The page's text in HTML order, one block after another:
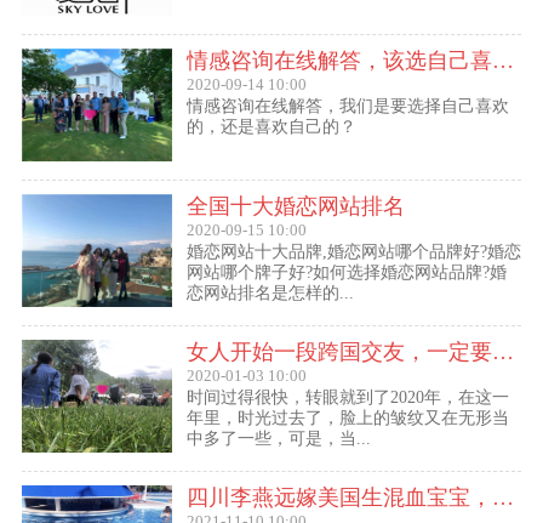
情感咨询在线解答，该选自己喜欢的,还是喜欢自己的？
2020-09-14 10:00
情感咨询在线解答，我们是要选择自己喜欢
的，还是喜欢自己的？
全国十大婚恋网站排名
2020-09-15 10:00
婚恋网站十大品牌,婚恋网站哪个品牌好?婚恋
网站哪个牌子好?如何选择婚恋网站品牌?婚
恋网站排名是怎样的...
女人开始一段跨国交友，一定要问自己这几个问题
2020-01-03 10:00
时间过得很快，转眼就到了2020年，在这一
年里，时光过去了，脸上的皱纹又在无形当
中多了一些，可是，当...
四川李燕远嫁美国生混血宝宝，这些跨国交友的真实故事可能你还没听过！